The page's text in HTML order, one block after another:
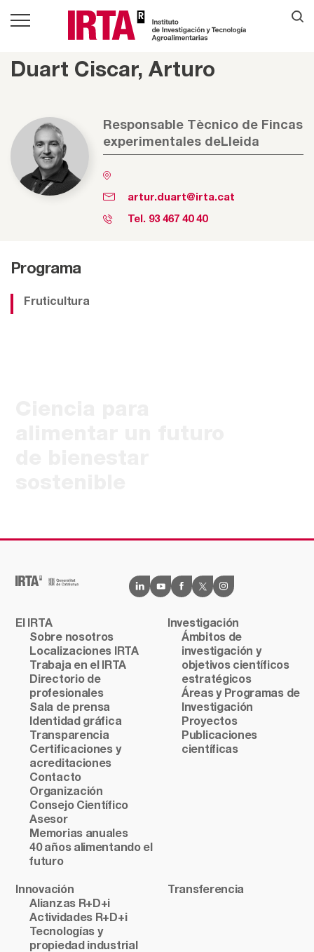
Duart Ciscar, Arturo
Responsable Tècnico de Fincas
experimentales deLleida
artur.duart@irta.cat
Tel. 93 467 40 40
Programa
Fruticultura
El IRTA
Sobre nosotros
Localizaciones IRTA
Trabaja en el IRTA
Directorio de
profesionales
Sala de prensa
Identidad gráfica
Transparencia
Certificaciones y
acreditaciones
Contacto
Organización
Consejo Científico
Asesor
Memorias anuales
40 años alimentando el
futuro
Investigación
Ámbitos de
investigación y
objetivos científicos
estratégicos
Áreas y Programas de
Investigación
Proyectos
Publicaciones
científicas
Innovación
Alianzas R+D+i
Actividades R+D+i
Tecnologías y
propiedad industrial
Transferencia